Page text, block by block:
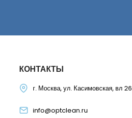
КОНТАКТЫ
г. Москва, ул. Касимовская, вл 26
info@optclean.ru